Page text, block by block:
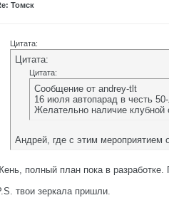
Томск
Цитата:
Цитата:
Цитата:
Сообщение от andrey-tlt
16 июля автопарад в честь
Желательно наличие клубной
Андрей, где с этим мероприятием
полный план пока в
твои зеркала пришли.